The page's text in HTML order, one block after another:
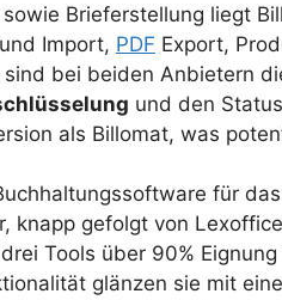
Brieferstellung liegt
Import, PDF Export,
bei beiden Anbietern
und den
als Billomat, was
für
knapp gefolgt von
Tools über 90%
glänzen sie mit